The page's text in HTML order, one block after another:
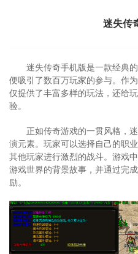
迷失传
迷失传奇手机版是一款经典
便吸引了数百万玩家的参与。作
仅提供了丰富多样的玩法，还给
验。
正如传奇游戏的一贯风格，
演元素。玩家可以选择自己的职
其他玩家进行激烈的战斗。游戏
游戏世界的背景故事，并通过完
励。